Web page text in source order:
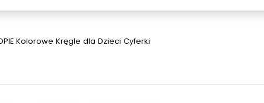
Kolorowe Kręgle dla Dzieci Cyferki